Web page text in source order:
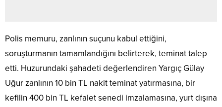
Polis memuru, zanlının suçunu kabul ettiğini,
soruşturmanın tamamlandığını belirterek, teminat talep
etti. Huzurundaki şahadeti değerlendiren Yargıç Gülay
Uğur zanlının 10 bin TL nakit teminat yatırmasına, bir
kefilin 400 bin TL kefalet senedi imzalamasına, yurt dışına